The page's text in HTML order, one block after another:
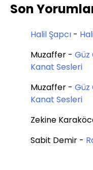
Son
Halil Şapcı -
Muzaffer - Güz
Kanat Sesleri
Muzaffer - Güz
Kanat Sesleri
Zekine
Sabit Demir -